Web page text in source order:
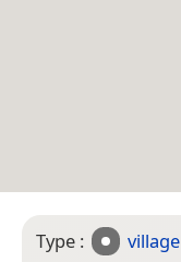
Type :
village